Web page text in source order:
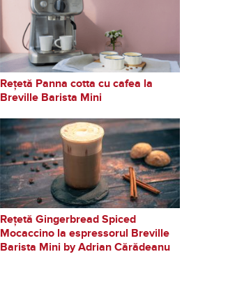
Rețetă Panna cotta cu cafea la
Breville Barista Mini
Rețetă Gingerbread Spiced
Mocaccino la espressorul Breville
Barista Mini by Adrian Cărădeanu